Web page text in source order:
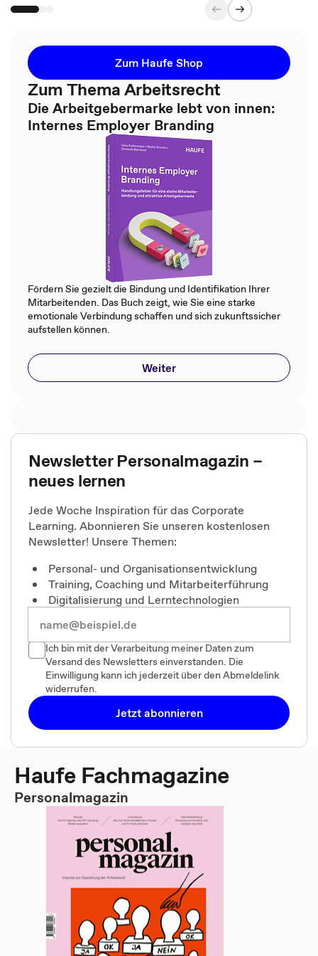
Zum Haufe Shop
Zum Thema Arbeitsrecht
Die Arbeitgebermarke lebt von innen:
Internes Employer Branding
Fördern Sie gezielt die Bindung und Identifikation Ihrer
Mitarbeitenden. Das Buch zeigt, wie Sie eine starke
emotionale Verbindung schaffen und sich zukunftssicher
aufstellen können.
Weiter
Newsletter Personalmagazin –
neues lernen
Jede Woche Inspiration für das Corporate
Learning. Abonnieren Sie unseren kostenlosen
Newsletter! Unsere Themen:
Personal- und Organisationsentwicklung
Training, Coaching und Mitarbeiterführung
Digitalisierung und Lerntechnologien
Ich bin mit der Verarbeitung meiner Daten zum
Versand des Newsletters einverstanden. Die
Einwilligung kann ich jederzeit über den Abmeldelink
widerrufen.
Jetzt abonnieren
Haufe Fachmagazine
Personalmagazin